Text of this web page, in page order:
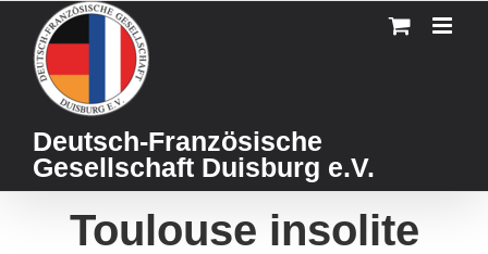
content
Deutsch-Französische
Gesellschaft Duisburg e.V.
Toulouse insolite